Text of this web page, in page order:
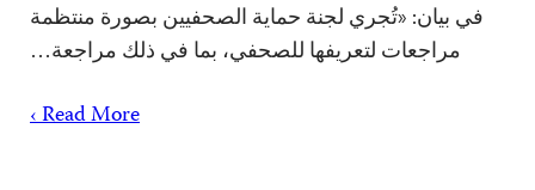
في بيان: «تُجري لجنة حماية الصحفيين بصورة منتظمة
مراجعات لتعريفها للصحفي، بما في ذلك مراجعة…
Read More ›